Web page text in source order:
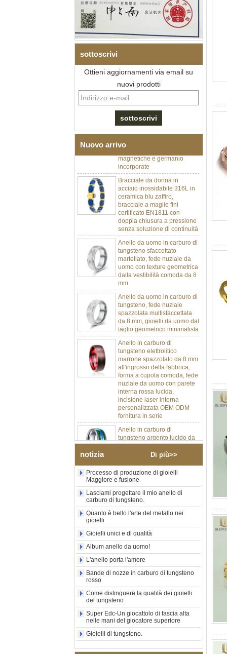
sottoscrivi
Ottieni aggiornamenti via email su
nuovi prodotti
Nuovo arrivo
Bracciale da uomo a maglie I
in acciaio inossidabile 304
con zirconi neri in ceramica,
chiusura deployante a
doppia pressione 316L,
bracciale a maglie per
magnetiche e germanio
incorporate
Bracciale da donna in
acciaio inossidabile 316L in
ceramica blu zaffiro,
bracciale a maglie fini
certificato EN1811 con
doppia chiusura a pressione
senza soluzione di continuità
tungsteno sfaccettato
martellato, fede nuziale da
uomo con texture geometrica
dalla vestibilità comoda da 8
mm
tungsteno, fede nuziale
spazzolata multisfaccettata
da 8 mm, gioielli da uomo dal
taglio geometrico minimalista
Anello in carburo di
tungsteno elettrolitico
marrone spazzolato da 8 mm
all'ingrosso della fabbrica,
forma a cupola comoda, fede
nuziale da uomo con parete
interna rossa lucida,
incisione laser interna
personalizzata OEM ODM
fornitura in serie
tungsteno argento lucido da
8 mm all'ingrosso di fabbrica,
inserto centrale in opale blu
schiacciato con striscia
nuziale da uomo con
incisione laser interna
personalizzata OEM ODM
fornitura in serie
Anello in carburo di
tungsteno con sigillo
all'ingrosso di fabbrica,
intarsio in legno con motivo a
croce in conchiglia di
abalone, anello di
dichiarazione religiosa da
uomo Incisione interna
Fornitura all'
Anello in carburo di
tungsteno elettrolitico in oro
rosa da 8 mm all'ingrosso
della fabbrica, corda per
chitarra rossa e fede nuziale
per uomo a tema musicale
con intarsio opale
notizia Di più>>
Processo di produzione di gioielli
Maggiore e fusione
Lasciami progettare il mio anello di
carburo di tungsteno.
Quanto è bello l'arte del metallo nei
gioielli
Gioielli unici e di qualità
Album anello da uomo!
L'anello porta l'amore
Bande di nozze in carburo di tungsteno
rosso
Come distinguere la qualità dei gioielli
del tungsteno
Super Edc-Un giocattolo di fascia alta
nelle mani del giocatore superiore
Gioielli di tungsteno.